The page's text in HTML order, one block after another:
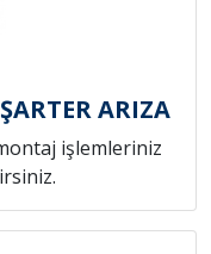
ARIZA
işlemleriniz